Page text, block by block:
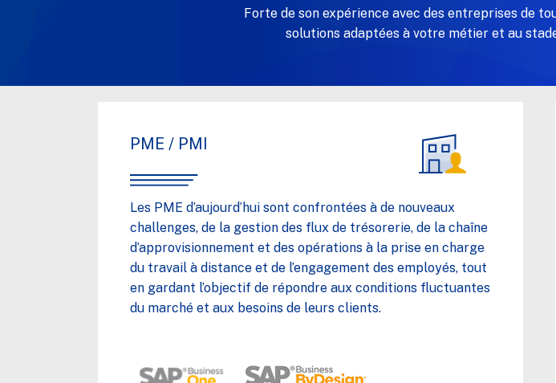
Forte de son expérience avec des entreprises de
solutions adaptées à votre métier et au
PME / PMI
Les PME d’aujourd’hui sont confrontées à de nouveaux
challenges, de la gestion des flux de trésorerie, de la chaîne
d’approvisionnement et des opérations à la prise en charge
du travail à distance et de l’engagement des employés, tout
en gardant l’objectif de répondre aux conditions fluctuantes
du marché et aux besoins de leurs clients.